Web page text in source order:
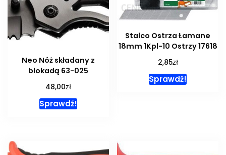
Neo Nóż składany z
blokadą 63-025
48,00zł
Sprawdź!
Stalco Ostrza Łamane
18mm 1Kpl-10 Ostrzy 17618
2,85zł
Sprawdź!